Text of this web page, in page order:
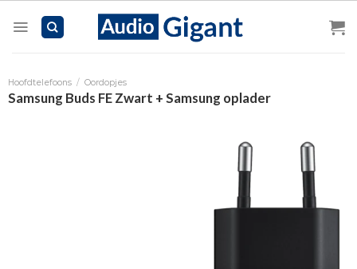
Hoofdtelefoons / Oordopjes
Samsung Buds FE Zwart + Samsung oplader